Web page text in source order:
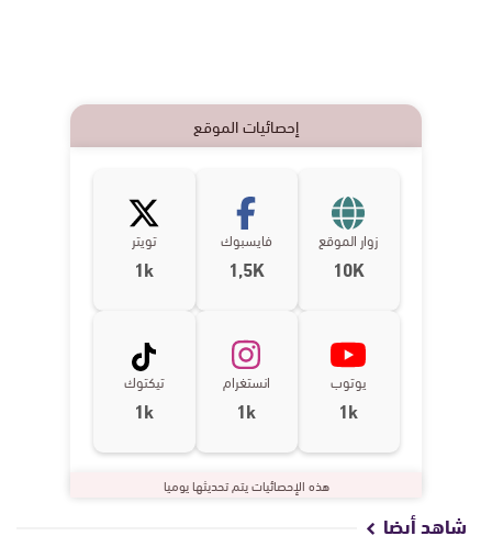
إحصائيات الموقع
زوار الموقع
10K
فايسبوك
1,5K
تويتر
1k
يوتوب
1k
انستغرام
1k
تيكتوك
1k
هذه الإحصائيات يتم تحديثها يوميا
شاهد أيضا